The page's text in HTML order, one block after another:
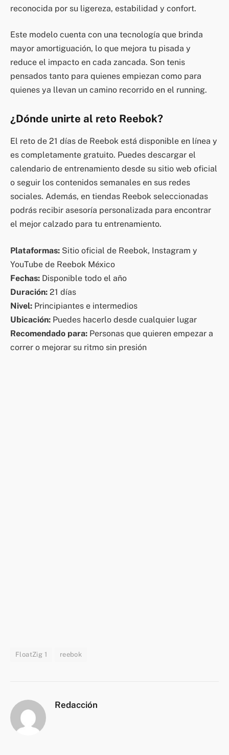
reconocida por su ligereza, estabilidad y confort.
Este modelo cuenta con una tecnología que brinda
mayor amortiguación, lo que mejora tu pisada y
reduce el impacto en cada zancada. Son tenis
pensados tanto para quienes empiezan como para
quienes ya llevan un camino recorrido en el running.
¿Dónde unirte al reto Reebok?
El reto de 21 días de Reebok está disponible en línea y
es completamente gratuito. Puedes descargar el
calendario de entrenamiento desde su sitio web oficial
o seguir los contenidos semanales en sus redes
sociales. Además, en tiendas Reebok seleccionadas
podrás recibir asesoría personalizada para encontrar
el mejor calzado para tu entrenamiento.
Plataformas: Sitio oficial de Reebok, Instagram y
YouTube de Reebok México
Fechas: Disponible todo el año
Duración: 21 días
Nivel: Principiantes e intermedios
Ubicación: Puedes hacerlo desde cualquier lugar
Recomendado para: Personas que quieren empezar a
correr o mejorar su ritmo sin presión
FloatZig 1 reebok
Redacción